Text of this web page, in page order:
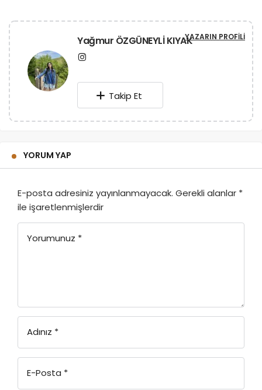
Yağmur ÖZGÜNEYLİ KIYAKYAZARIN PROFILI
Takip Et
YORUM YAP
E-posta adresiniz yayınlanmayacak. Gerekli alanlar *
ile işaretlenmişlerdir
Yorumunuz *
Adınız *
E-Posta *